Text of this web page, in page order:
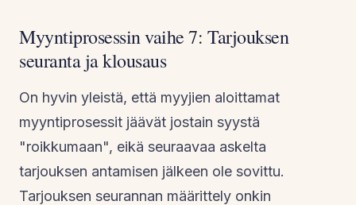
Myyntiprosessin vaihe 7: Tarjouksen
seuranta ja klousaus
On hyvin yleistä, että myyjien aloittamat
myyntiprosessit jäävät jostain syystä
"roikkumaan", eikä seuraavaa askelta
tarjouksen antamisen jälkeen ole sovittu.
Tarjouksen seurannan määrittely onkin